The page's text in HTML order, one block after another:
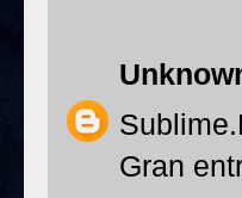
Gran